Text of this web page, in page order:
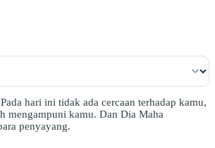
hari ini tidak ada cercaan terhadap kamu,
mengampuni kamu. Dan Dia Maha
penyayang.